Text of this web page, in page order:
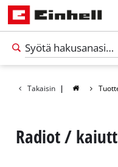
Takaisin |
Radiot /